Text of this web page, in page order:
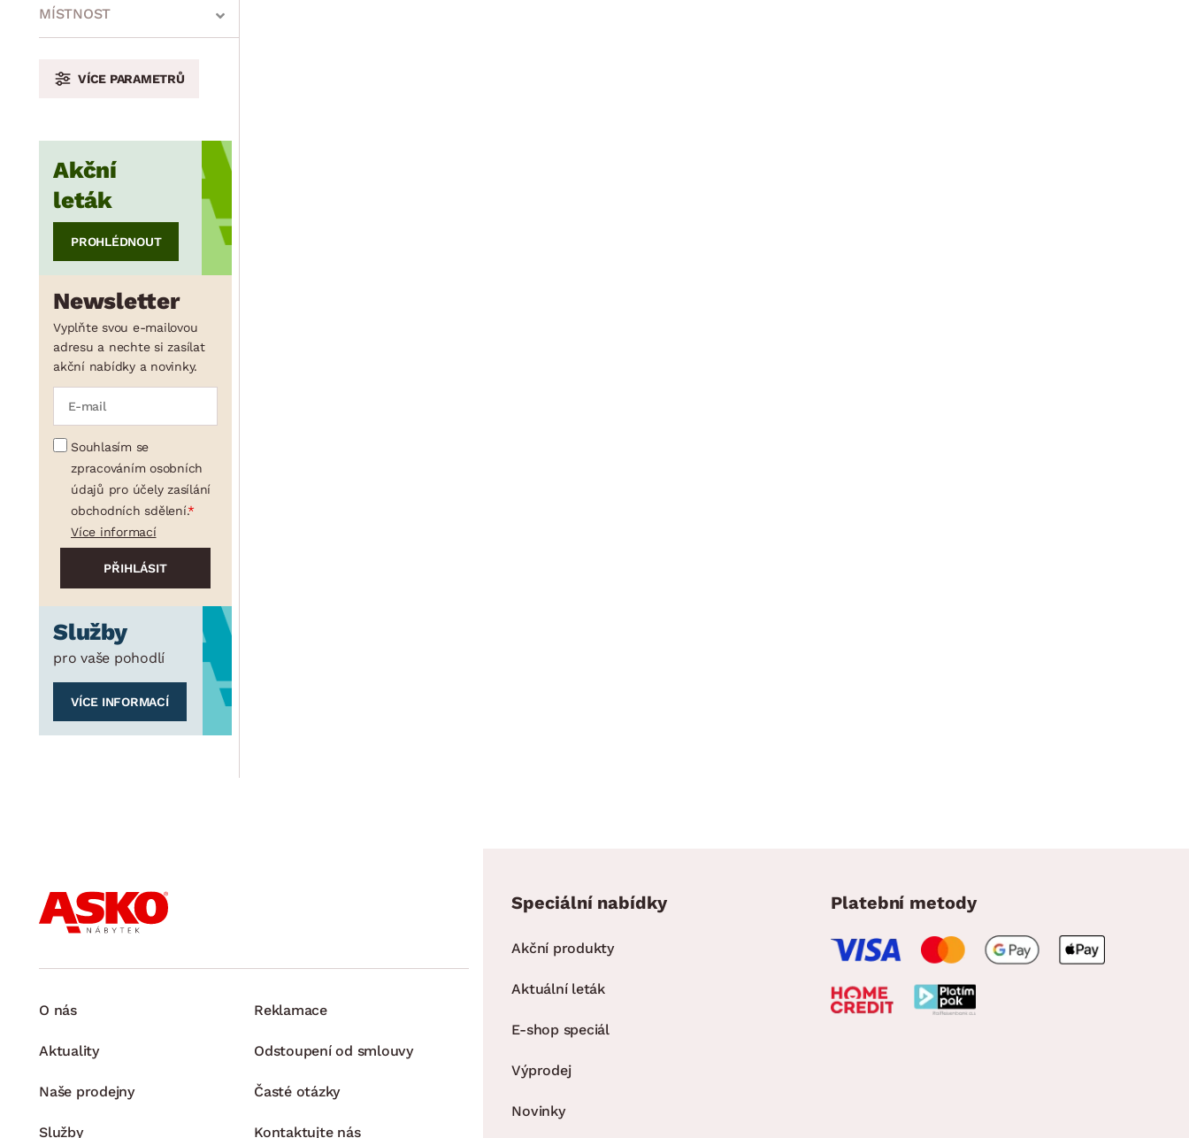
min. cm max. cm
MÍSTNOST
VÍCE PARAMETRŮ
Akční
leták
PROHLÉDNOUT
Newsletter
Vyplňte svou e-mailovou
adresu a nechte si zasílat
akční nabídky a novinky.
Souhlasím se
zpracováním osobních
údajů pro účely zasílání
obchodních sdělení.
Více informací
Služby
pro vaše pohodlí
VÍCE INFORMACÍ
O nás
Aktuality
Naše prodejny
Služby
Reklamace
Odstoupení od smlouvy
Časté otázky
Kontaktujte nás
Speciální nabídky
Akční produkty
Aktuální leták
E-shop speciál
Výprodej
Novinky
Platební metody